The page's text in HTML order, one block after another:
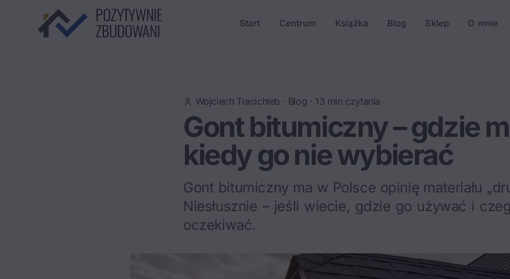
Start Centrum Książka Blog Sklep O mnie
Wojciech Tracichleb · Blog · 13 min czytania
Gont bitumiczny – gdzie
kiedy go nie wybierać
Gont bitumiczny ma w Polsce opinię materiału
Niesłusznie – jeśli wiecie, gdzie go używać i
oczekiwać.